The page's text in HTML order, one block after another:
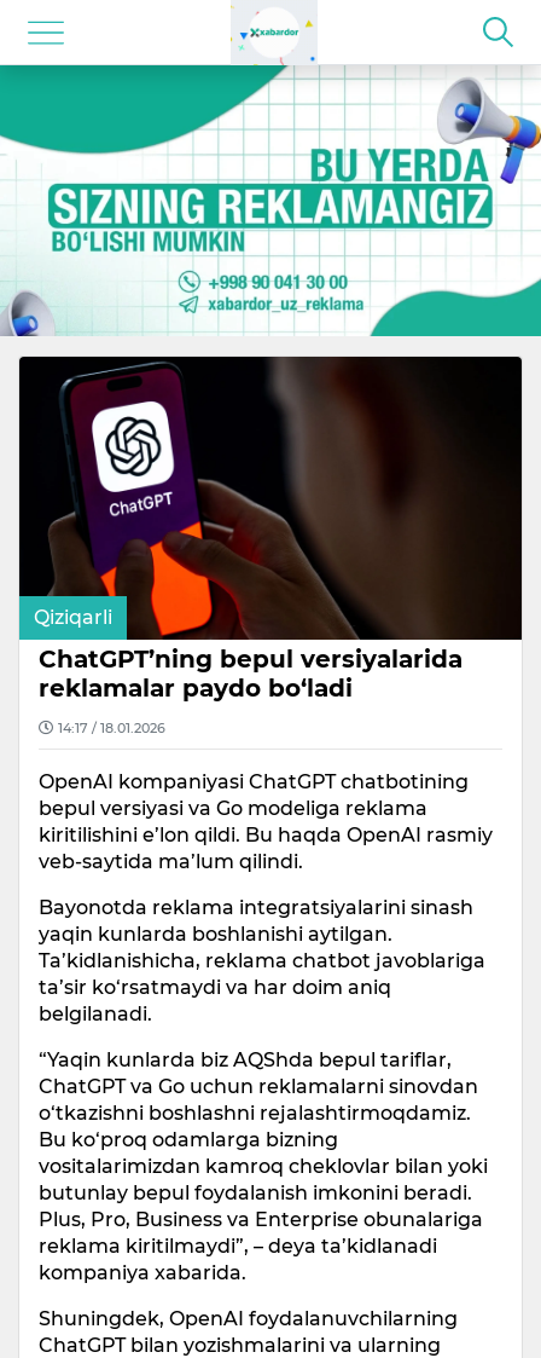
Qiziqarli
ChatGPT’ning bepul versiyalarida
reklamalar paydo bo‘ladi
14:17 / 18.01.2026
OpenAI kompaniyasi ChatGPT chatbotining
bepul versiyasi va Go modeliga reklama
kiritilishini e’lon qildi. Bu haqda OpenAI rasmiy
veb-saytida ma’lum qilindi.
Bayonotda reklama integratsiyalarini sinash
yaqin kunlarda boshlanishi aytilgan.
Ta’kidlanishicha, reklama chatbot javoblariga
ta’sir ko‘rsatmaydi va har doim aniq
belgilanadi.
“Yaqin kunlarda biz AQShda bepul tariflar,
ChatGPT va Go uchun reklamalarni sinovdan
o‘tkazishni boshlashni rejalashtirmoqdamiz.
Bu ko‘proq odamlarga bizning
vositalarimizdan kamroq cheklovlar bilan yoki
butunlay bepul foydalanish imkonini beradi.
Plus, Pro, Business va Enterprise obunalariga
reklama kiritilmaydi”, – deya ta’kidlanadi
kompaniya xabarida.
​Shuningdek, OpenAI foydalanuvchilarning
ChatGPT bilan yozishmalarini va ularning